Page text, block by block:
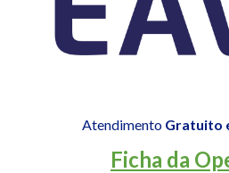
Atendimento Gratuito
Ficha da